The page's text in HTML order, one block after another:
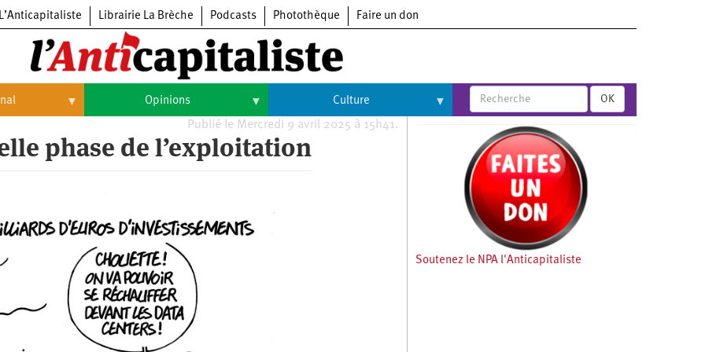
L’Anticapitaliste Librairie La Brèche Podcasts Photothèque Faire un don
Opinions Culture
Culture
OK
Publié le Mercredi 9 avril 2025 à 15h41.
phase de l’exploitation
Soutenez le NPA l'Anticapitaliste